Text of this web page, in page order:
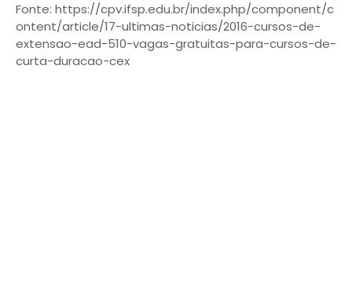
Fonte: https://cpv.ifsp.edu.br/index.php/component/c
ontent/article/17-ultimas-noticias/2016-cursos-de-
extensao-ead-510-vagas-gratuitas-para-cursos-de-
curta-duracao-cex